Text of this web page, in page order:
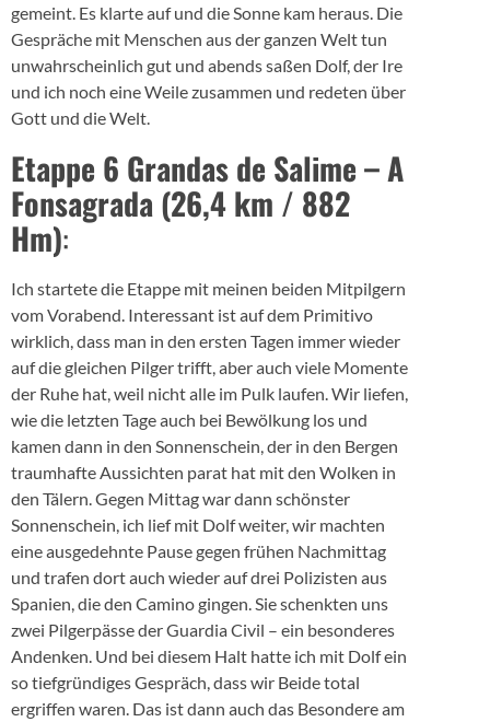
gemeint. Es klarte auf und die Sonne kam heraus. Die
Gespräche mit Menschen aus der ganzen Welt tun
unwahrscheinlich gut und abends saßen Dolf, der Ire
und ich noch eine Weile zusammen und redeten über
Gott und die Welt.
Etappe 6 Grandas de Salime – A
Fonsagrada (26,4 km / 882
Hm):
Ich startete die Etappe mit meinen beiden Mitpilgern
vom Vorabend. Interessant ist auf dem Primitivo
wirklich, dass man in den ersten Tagen immer wieder
auf die gleichen Pilger trifft, aber auch viele Momente
der Ruhe hat, weil nicht alle im Pulk laufen. Wir liefen,
wie die letzten Tage auch bei Bewölkung los und
kamen dann in den Sonnenschein, der in den Bergen
traumhafte Aussichten parat hat mit den Wolken in
den Tälern. Gegen Mittag war dann schönster
Sonnenschein, ich lief mit Dolf weiter, wir machten
eine ausgedehnte Pause gegen frühen Nachmittag
und trafen dort auch wieder auf drei Polizisten aus
Spanien, die den Camino gingen. Sie schenkten uns
zwei Pilgerpässe der Guardia Civil – ein besonderes
Andenken. Und bei diesem Halt hatte ich mit Dolf ein
so tiefgründiges Gespräch, dass wir Beide total
ergriffen waren. Das ist dann auch das Besondere am